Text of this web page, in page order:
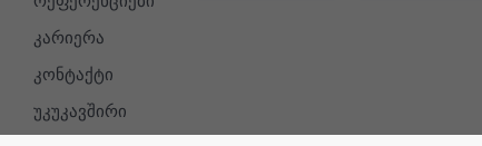
კარიერა
კონტაქტი
უკუკავშირი